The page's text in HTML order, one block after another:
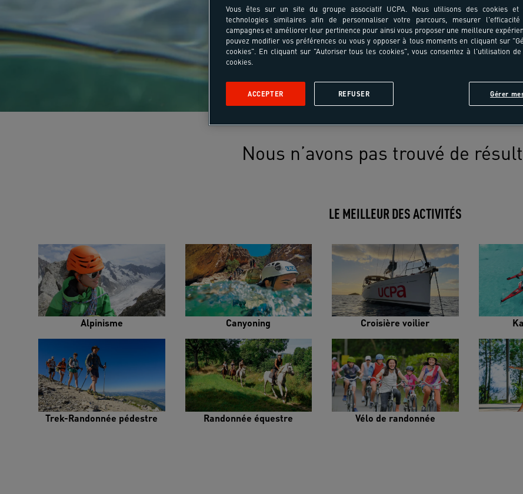
Nous n’avons pas trouvé de
LE MEILLEUR DES ACTIVITÉS
Alpinisme Canyoning Croisière voilier
Trek-Randonnée pédestre Randonnée équestre Vélo de randonnée
Vous êtes sur un site du groupe associatif UCPA. Nous utilisons des cookies et
technologies similaires afin de personnaliser votre parcours, mesurer
campagnes et améliorer leur pertinence pour ainsi vous proposer une meilleure
pouvez modifier vos préférences ou vous y opposer à tous moments en cliquant sur
cookies". En cliquant sur "Autoriser tous les cookies", vous consentez à l'utilisation
cookies.
Gérer
REFUSER
ACCEPTER